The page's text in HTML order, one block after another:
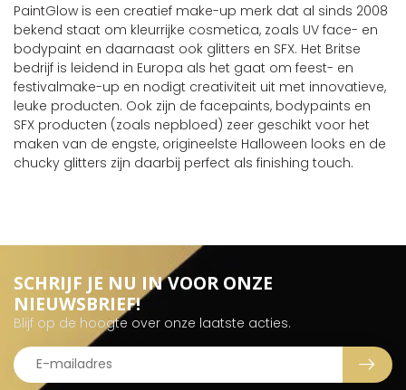
PaintGlow is een creatief make-up merk dat al sinds 2008
bekend staat om kleurrijke cosmetica, zoals UV face- en
bodypaint en daarnaast ook glitters en SFX. Het Britse
bedrijf is leidend in Europa als het gaat om feest- en
festivalmake-up en nodigt creativiteit uit met innovatieve,
leuke producten. Ook zijn de facepaints, bodypaints en
SFX producten (zoals nepbloed) zeer geschikt voor het
maken van de engste, origineelste Halloween looks en de
chucky glitters zijn daarbij perfect als finishing touch.
SCHRIJF JE NU IN VOOR ONZE
NIEUWSBRIEF!
Blijf op de hoogte over onze laatste acties.